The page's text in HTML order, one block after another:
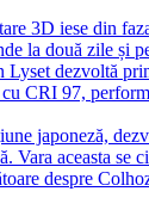
3D iese din
la două zile și
Lyset dezvoltă
CRI 97,
japoneză,
Vara aceasta se
despre